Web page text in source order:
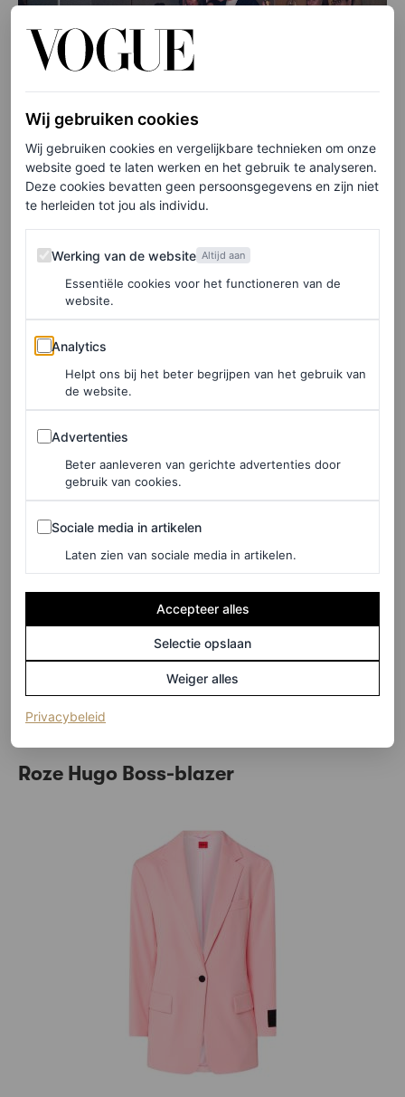
©GETTY IMAGES
©GETTY IMAGES
Prince Harry and Meghan Markle in
#NBACelebRow
pic.twitter.com/F8pPin9CG8
— NBA (@NBA)
Roze Hugo Boss-blazer
Wij gebruiken cookies
Wij gebruiken cookies en vergelijkbare technieken om onze
website goed te laten werken en het gebruik te analyseren.
Deze cookies bevatten geen persoonsgegevens en zijn niet
te herleiden tot jou als individu.
Werking van de website
Werking van de website Altijd aan
Essentiële cookies voor het functioneren van de
website.
Analytics
Analytics
Helpt ons bij het beter begrijpen van het gebruik van
de website.
Advertenties
Advertenties
Beter aanleveren van gerichte advertenties door
gebruik van cookies.
Sociale media in artikelen
Sociale media in artikelen
Laten zien van sociale media in artikelen.
Accepteer alles
Selectie opslaan
Weiger alles
Privacybeleid